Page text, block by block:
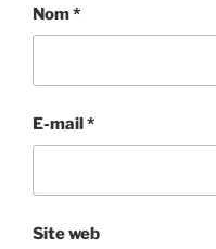
Nom*
E-mail*
Site web